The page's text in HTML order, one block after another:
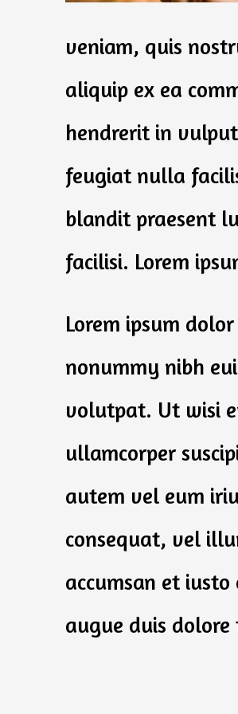
veniam, quis
aliquip ex ea
hendrerit in
feugiat nulla
blandit praesent
facilisi. Lorem
Lorem ipsum
nonummy nibh
volutpat. Ut wisi
ullamcorper
autem vel eum
consequat, vel
accumsan et
augue duis